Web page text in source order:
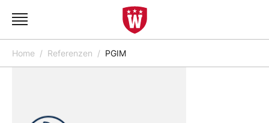
Home Referenzen PGIM